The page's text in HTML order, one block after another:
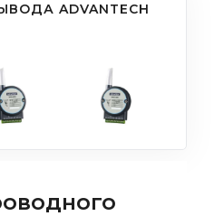
ADVANTECH